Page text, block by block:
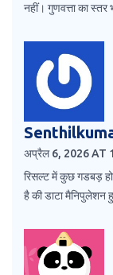
नहीं। गुणवत्ता का स्तर
अप्रैल 6, 2026 AT
रिसल्ट में कुछ गडबड़
है की डाटा मैनिपुलेशन